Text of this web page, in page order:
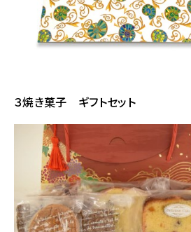
３焼き菓子 ギフトセット